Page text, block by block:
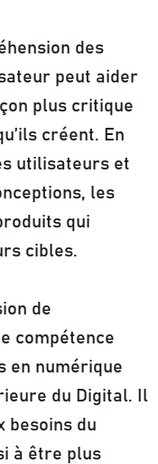
des
peut aider
plus critique
créent. En
utilisateurs et
les
qui
cibles.
de
compétence
en numérique
du Digital. Il
besoins du
à être plus